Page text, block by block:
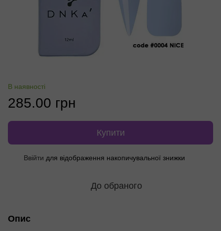
В наявності
285.00 грн
Купити
Ввійти для відображення накопичувальної знижки
До обраного
Опис